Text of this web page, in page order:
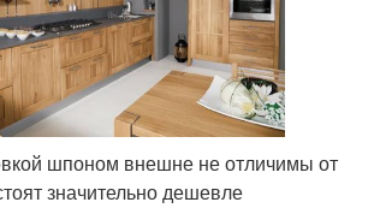
шпоном внешне не отличимы от
значительно дешевле